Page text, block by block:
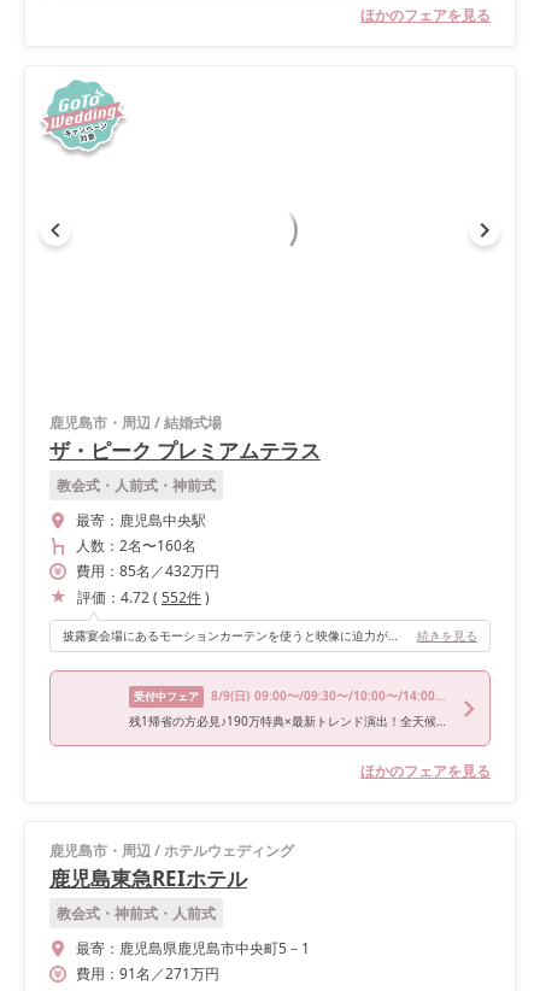
ほかのフェアを見る
鹿児島市・周辺/結婚式場
ザ・ピーク プレミアムテラス
教会式・人前式・神前式
最寄： 鹿児島中央駅
人数： 2名〜160名
費用： 85名 ／432万円
評価： 4.72( 552件)
披露宴会場にあるモーションカーテンを使うと映像に迫力が出るので、入場はオープニングムービーを流しながらテラスから登場しました。最初はまず、ゲストに驚いてほしかったので「びっくりしたよ！」という声が聞けた時は嬉しかったです。 2回目の入場ではプラネタリウムを映したあと、階段の上で友人2人と一緒にトリコダンスを踊りました。後日映像を見せてもらいましたが、プラネタリウムが綺麗でした！ 結婚式ではどうしても「“オールキャストフィナーレ”をやりたい！」というこだわりがあったので、実現できた時はとても嬉しかったです。 続きを見る
受付中フェア 8/9(日) 09:00〜/09:30〜/10:00〜/14:00〜/16:00〜
残1帰省の方必見♪190万特典×最新トレンド演出！全天候型で雨でも安心！憧れの階段入場体験《衣装プラン0円》
ほかのフェアを見る
鹿児島市・周辺/ホテルウェディング
鹿児島東急REIホテル
教会式・神前式・人前式
最寄： 鹿児島県鹿児島市中央町5－1
費用： 91名 ／271万円